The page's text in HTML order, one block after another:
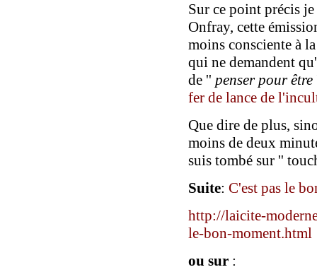
Sur ce point précis
Onfray, cette
moins consciente à
qui ne demandent
de '' penser pour être
fer de lance de
Que dire de plus,
moins de deux
suis tombé sur ''
Suite: C'est pas le
http://laicite-
le-bon-moment.html
ou sur :